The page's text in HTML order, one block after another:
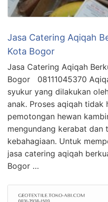
Jasa Catering Aqiqah
Kota Bogor
Jasa Catering Aqiqah
Bogor 08111045370
syukur yang dilakukan
anak. Proses aqiqah tidak
pemotongan hewan
mengundang kerabat dan
kebahagiaan. Untuk
jasa catering aqiqah
Bogor …